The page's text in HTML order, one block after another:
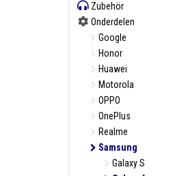
Zubehör
Onderdelen
Google
Honor
Huawei
Motorola
OPPO
OnePlus
Realme
Samsung
Galaxy S